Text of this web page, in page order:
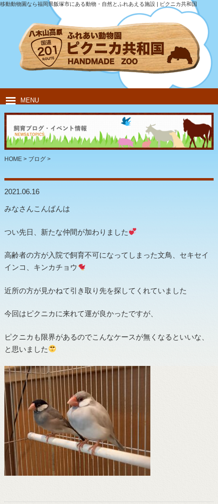
移動動物園なら福岡県飯塚市にある動物・自然とふれあえる施設 | ピクニカ共和国
MENU
HOME ピクニカ共和国について 動物紹介 移動動物園
飲食・キャンプ 団体のお客様
HOME> ブログ>
2021.06.16
みなさんこんばんは
つい先日、新たな仲間が加わりました
高齢者の方が入院で飼育不可になってしまった文鳥、セキセイ
インコ、キンカチョウ
近所の方が見かねて引き取り先を探してくれていました
今回はピクニカに来れて運が良かったですが、
ピクニカも限界があるのでこんなケースが無くなるといいな、
と思いました